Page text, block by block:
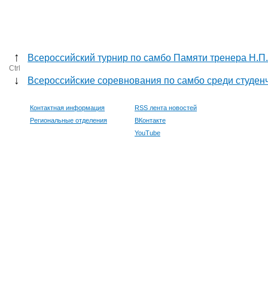
↑ Всероссийский турнир по самбо Памяти тренера
Ctrl
↓ Всероссийские соревнования по самбо среди
Контактная информация
Региональные отделения
RSS лента новостей
ВКонтакте
YouTube